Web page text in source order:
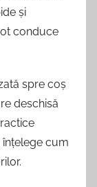
și
conduce
spre coș
deschisă
cum